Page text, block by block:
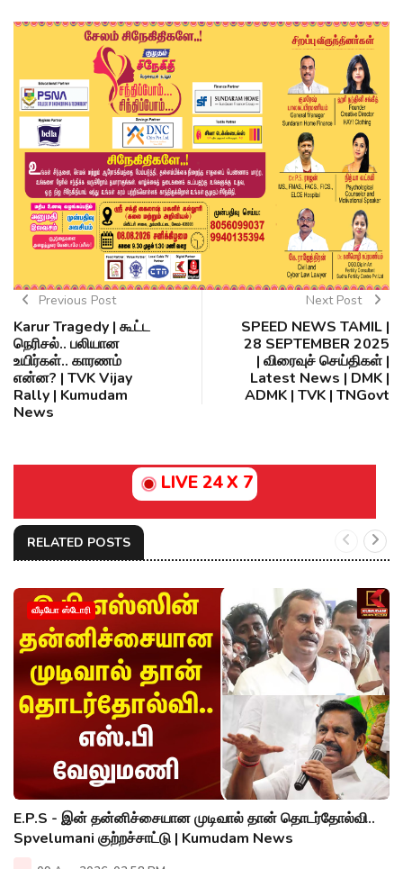
Previous Post
Karur Tragedy | கூட்ட
நெரிசல்.. பலியான
உயிர்கள்.. காரணம்
என்ன? | TVK Vijay
Rally | Kumudam
News
Next Post
SPEED NEWS TAMIL |
28 SEPTEMBER 2025
| விரைவுச் செய்திகள் |
Latest News | DMK |
ADMK | TVK | TNGovt
LIVE 24 X 7
RELATED POSTS
வீடியோ ஸ்டோரி
E.P.S - இன் தன்னிச்சையான முடிவால் தான் தொடர்தோல்வி..
Spvelumani குற்றச்சாட்டு | Kumudam News